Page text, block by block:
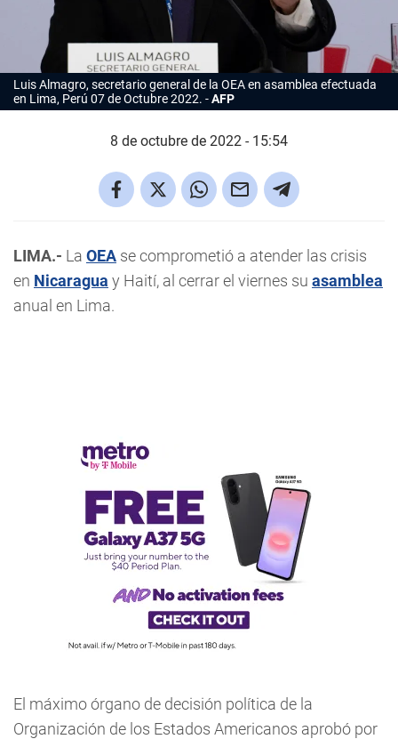
Luis Almagro, secretario general de la OEA en asamblea efectuada
en Lima, Perú 07 de Octubre 2022.
AFP
8 de octubre de 2022 - 15:54
LIMA.- La OEA se comprometió a atender las crisis
en Nicaragua y Haití, al cerrar el viernes su asamblea
anual en Lima.
El máximo órgano de decisión política de la
Organización de los Estados Americanos aprobó por